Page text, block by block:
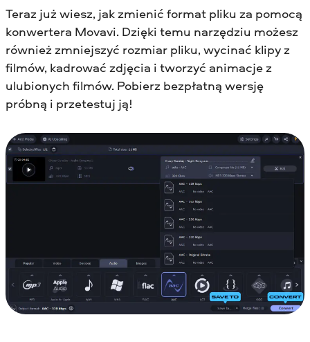
Teraz już wiesz, jak zmienić format pliku za pomocą
konwertera Movavi. Dzięki temu narzędziu możesz
również zmniejszyć rozmiar pliku, wycinać klipy z
filmów, kadrować zdjęcia i tworzyć animacje z
ulubionych filmów. Pobierz bezpłatną wersję
próbną i przetestuj ją!